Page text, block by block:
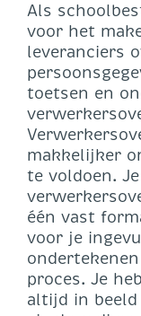
Als
voor het
leveranciers
toetsen en
makkelijker
te voldoen.
één vast
voor je
proces. Je
altijd in